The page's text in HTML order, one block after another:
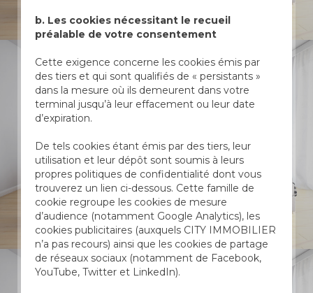
b. Les cookies nécessitant le recueil
préalable de votre consentement
Cette exigence concerne les cookies émis par
des tiers et qui sont qualifiés de « persistants »
dans la mesure où ils demeurent dans votre
terminal jusqu’à leur effacement ou leur date
d’expiration.
De tels cookies étant émis par des tiers, leur
utilisation et leur dépôt sont soumis à leurs
propres politiques de confidentialité dont vous
trouverez un lien ci-dessous. Cette famille de
cookie regroupe les cookies de mesure
d’audience (notamment Google Analytics), les
cookies publicitaires (auxquels CITY IMMOBILIER
n’a pas recours) ainsi que les cookies de partage
de réseaux sociaux (notamment de Facebook,
YouTube, Twitter et LinkedIn).